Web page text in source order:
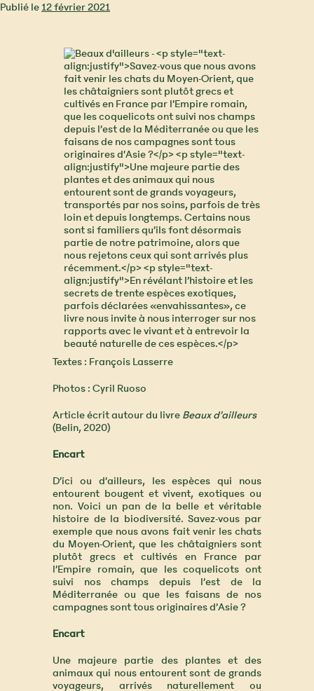
Publié le12 février 2021
Textes : François Lasserre
Photos : Cyril Ruoso
Article écrit autour du livreBeaux d’ailleurs
(Belin, 2020)
Encart
D’ici ou d’ailleurs, les espèces qui nous
entourent bougent et vivent, exotiques ou
non. Voici un pan de la belle et véritable
histoire de la biodiversité. Savez-vous par
exemple que nous avons fait venir les chats
du Moyen-Orient, que les châtaigniers sont
plutôt grecs et cultivés en France par
l’Empire romain, que les coquelicots ont
suivi nos champs depuis l’est de la
Méditerranée ou que les faisans de nos
campagnes sont tous originaires d’Asie ?
Encart
Une majeure partie des plantes et des
animaux qui nous entourent sont de grands
voyageurs, arrivés naturellement ou